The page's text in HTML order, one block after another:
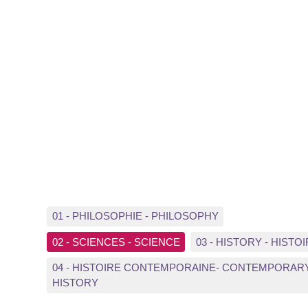
01 - PHILOSOPHIE - PHILOSOPHY
02 - SCIENCES - SCIENCE 03 - HISTORY -
04 - HISTOIRE CONTEMPORAINE-
HISTORY